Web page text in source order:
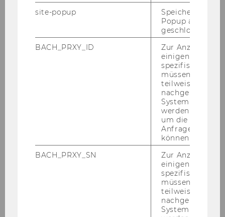
TI­CKET­SHOP AWAK
site-popup
Speichert ob ein
Popup
geschlossen
BACH_PRXY_ID
Zur Anzeige von
einigen WU-
spezifischen
müssen
teilweise von
nachgelagerten
System
werden.
um die Antwort
Anfrage
können.
BACH_PRXY_SN
Zur Anzeige von
einigen WU-
spezifischen
müssen
teilweise von
nachgelagerten
System